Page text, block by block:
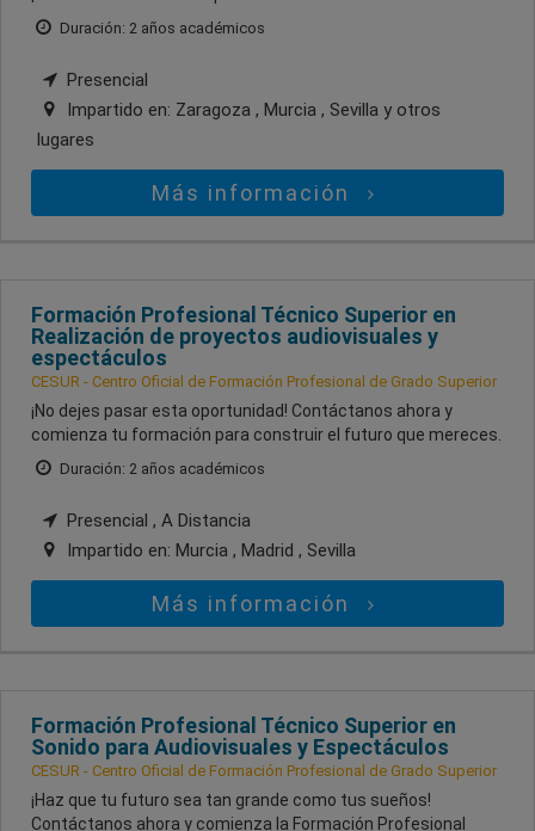
Duración: 2 años académicos
Presencial
Impartido en: Zaragoza , Murcia , Sevilla y otros
lugares
Más información
Formación Profesional Técnico Superior en
Realización de proyectos audiovisuales y
espectáculos
CESUR - Centro Oficial de Formación Profesional de Grado Superior
¡No dejes pasar esta oportunidad! Contáctanos ahora y
comienza tu formación para construir el futuro que mereces.
Duración: 2 años académicos
Presencial , A Distancia
Impartido en: Murcia , Madrid , Sevilla
Más información
Formación Profesional Técnico Superior en
Sonido para Audiovisuales y Espectáculos
CESUR - Centro Oficial de Formación Profesional de Grado Superior
¡Haz que tu futuro sea tan grande como tus sueños!
Contáctanos ahora y comienza la Formación Profesional